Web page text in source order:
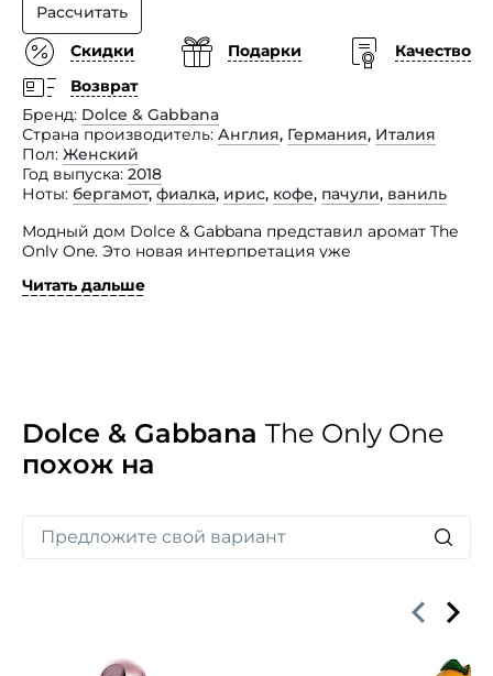
Рассчитать
Скидки
Подарки
Качество
Возврат
Бренд Dolce & Gabbana
Страна производитель Англия, Германия, Италия
Пол Женский
Год выпуска 2018
Ноты бергамот, фиалка, ирис, кофе, пачули, ваниль
Модный дом Dolce & Gabbana представил аромат The
Only One. Это новая интерпретация уже
Представленный изыск стал воплощением
теплом, умиротворенностью и приносящее
гармонию. Знаменитая британская актриса Эмилия
Кларк получившая мировую известность после
Читать дальше
Dolce & Gabbana The Only One
похож на